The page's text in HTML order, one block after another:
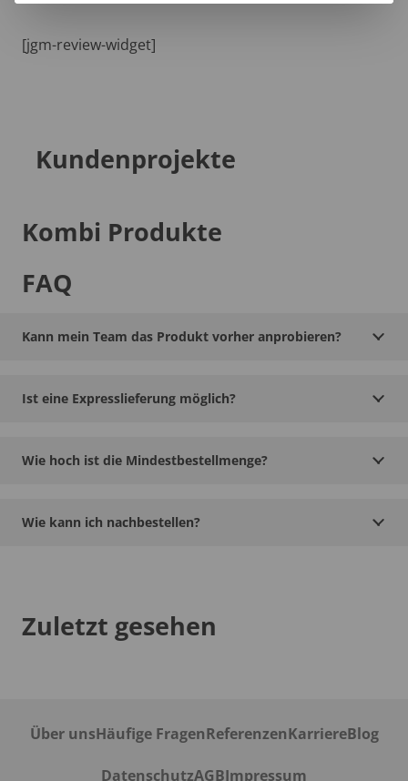
[jgm-review-widget]
Kundenprojekte
Kombi Produkte
FAQ
Kann mein Team das Produkt vorher anprobieren?
Ist eine Expresslieferung möglich?
Wie hoch ist die Mindestbestellmenge?
Wie kann ich nachbestellen?
Zuletzt gesehen
Über unsHäufige FragenReferenzenKarriereBlog
DatenschutzAGBImpressum